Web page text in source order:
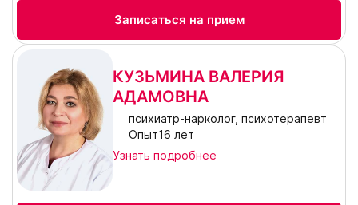
Записаться на прием
КУЗЬМИНА ВАЛЕРИЯ
АДАМОВНА
психиатр-нарколог, психотерапевт
Опыт16 лет
Узнать подробнее